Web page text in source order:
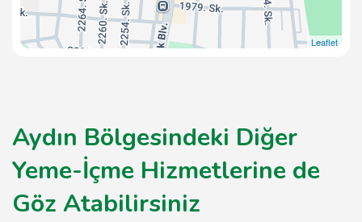
Leaflet
Aydın Bölgesindeki Diğer
Yeme-İçme Hizmetlerine de
Göz Atabilirsiniz